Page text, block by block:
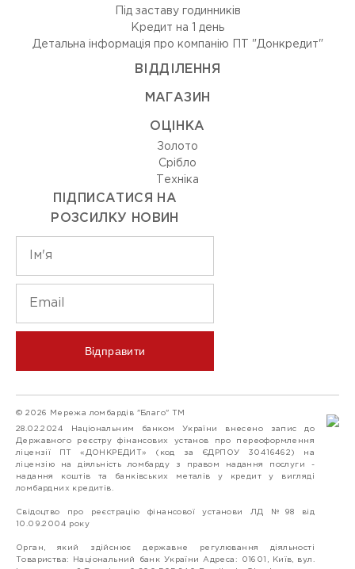
Під заставу годинників
Кредит на 1 день
Детальна інформація про компанію ПТ "Донкредит"
ВIДДIЛЕННЯ
МАГАЗИН
ОЦIНКА
Золото
Срiбло
Технiка
ПІДПИСАТИСЯ НА
РОЗСИЛКУ НОВИН
Відправити
© 2026 Мережа ломбардів "Благо" ТМ
28.02.2024 Національним банком України внесено запис до
Державного реєстру фінансових установ про переоформлення
ліцензії ПТ «ДОНКРЕДИТ» (код за ЄДРПОУ 30416462) на
ліцензію на діяльність ломбарду з правом надання послуги -
надання коштів та банківських металів у кредит у вигляді
ломбардних кредитів.
Свідоцтво про реєстрацію фінансової установи ЛД №98 від
10.09.2004 року
Орган, який здійснює державне регулювання діяльності
Товариства: Національний банк України Адреса: 01601, Київ, вул.